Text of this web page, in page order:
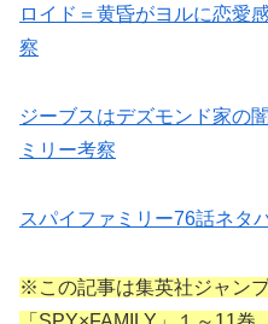
ロイド＝黄昏がヨルに恋愛
察
ジーブスはデズモンド家の
ミリー考察
スパイファミリー76話ネ
※この記事は集英社ジャン